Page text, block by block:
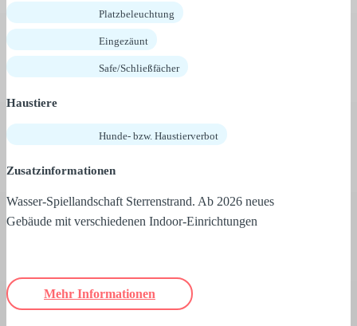
Platzbeleuchtung
Eingezäunt
Safe/Schließfächer
Haustiere
Hunde- bzw. Haustierverbot
Zusatzinformationen
Wasser-Spiellandschaft Sterrenstrand. Ab 2026 neues
Gebäude mit verschiedenen Indoor-Einrichtungen
Mehr Informationen